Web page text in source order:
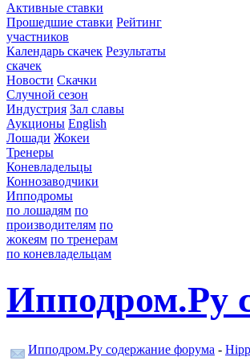
Активные ставки
Прошедшие ставки Рейтинг
участников
Календарь скачек Результаты
скачек
Новости Скачки
Случной сезон
Индустрия Зал славы
Аукционы English
Лошади Жокеи
Тренеры
Коневладельцы
Коннозаводчики
Ипподромы
по лошадям по
производителям по
жокеям по тренерам
по коневладельцам
Ипподром.Ру
Ипподром.Ру содержание форума -